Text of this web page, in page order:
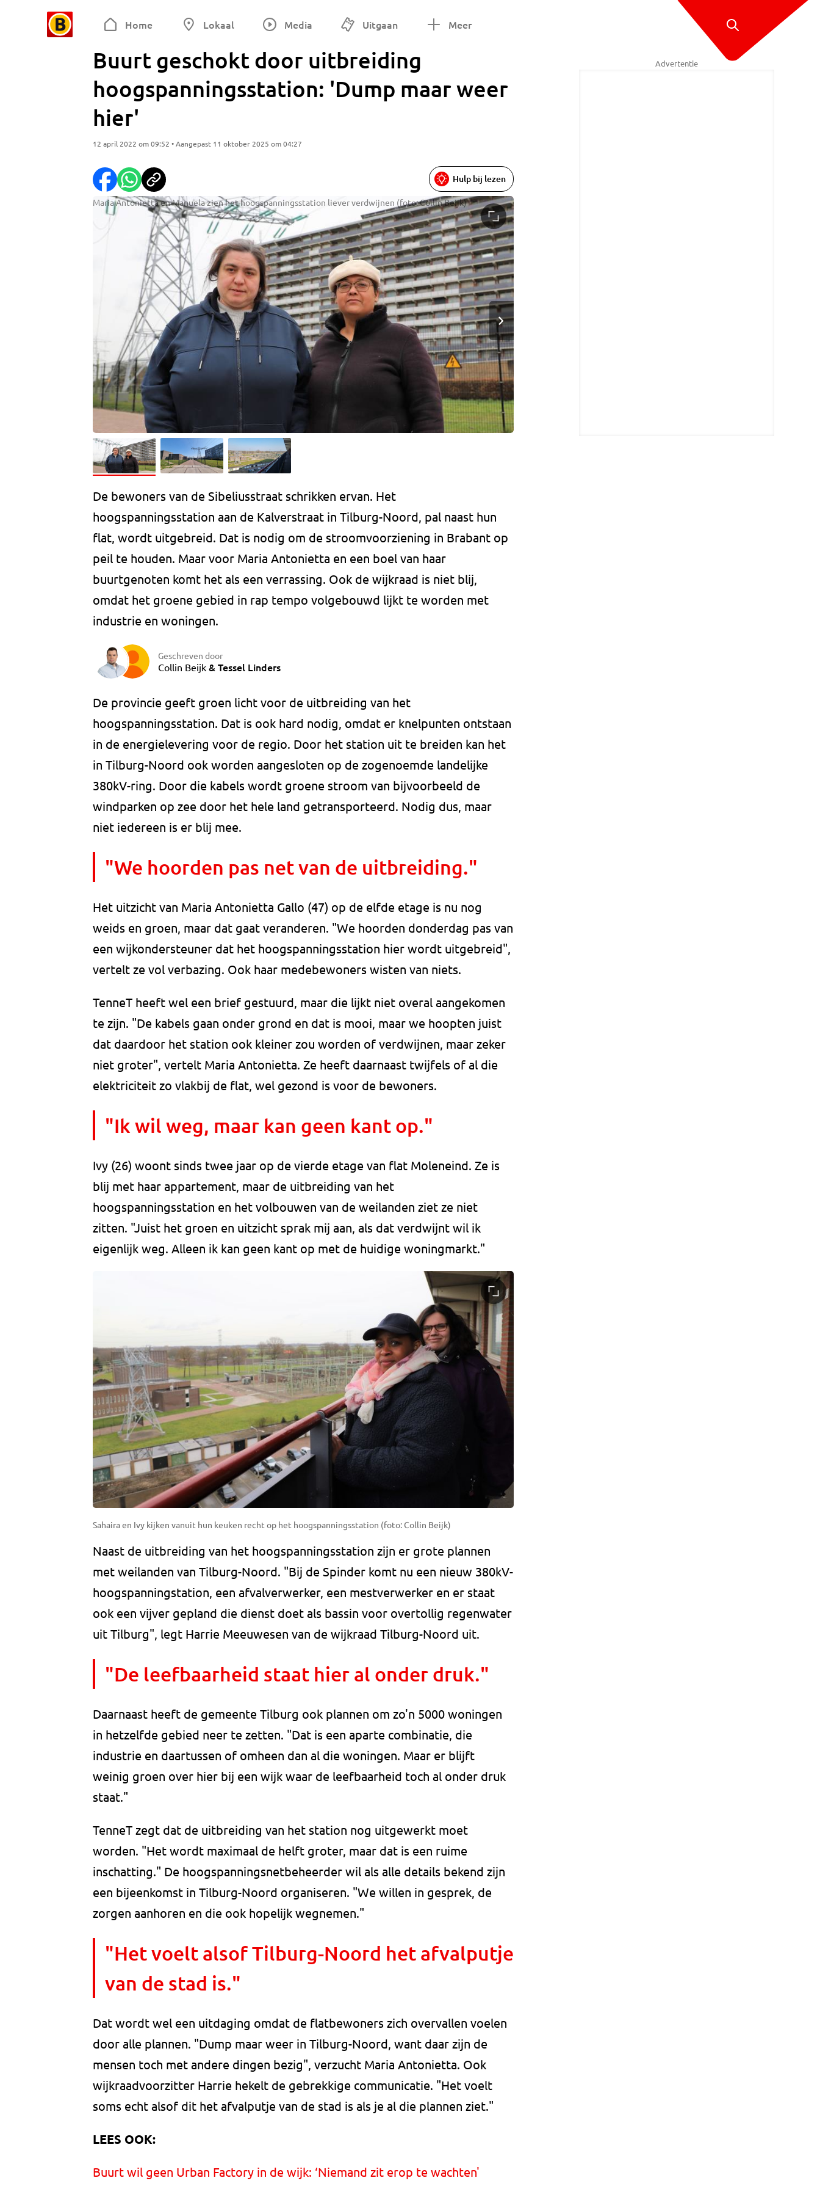
Home Lokaal Media Uitgaan Meer
Buurt geschokt door uitbreiding
hoogspanningsstation: 'Dump maar weer
hier'
12 april 2022 om 09:52 • Aangepast 11 oktober 2025 om 04:27
Maria Antonietta en Manuela zien het hoogspanningsstation liever verdwijnen (foto: Collin Beijk)
Hulp bij lezen
De bewoners van de Sibeliusstraat schrikken ervan. Het
hoogspanningsstation aan de Kalverstraat in Tilburg-Noord, pal naast hun
flat, wordt uitgebreid. Dat is nodig om de stroomvoorziening in Brabant op
peil te houden. Maar voor Maria Antonietta en een boel van haar
buurtgenoten komt het als een verrassing. Ook de wijkraad is niet blij,
omdat het groene gebied in rap tempo volgebouwd lijkt te worden met
industrie en woningen.
Geschreven door
Collin Beijk & Tessel Linders
De provincie geeft groen licht voor de uitbreiding van het
hoogspanningsstation. Dat is ook hard nodig, omdat er knelpunten ontstaan
in de energielevering voor de regio. Door het station uit te breiden kan het
in Tilburg-Noord ook worden aangesloten op de zogenoemde landelijke
380kV-ring. Door die kabels wordt groene stroom van bijvoorbeeld de
windparken op zee door het hele land getransporteerd. Nodig dus, maar
niet iedereen is er blij mee.
"We hoorden pas net van de uitbreiding."
Het uitzicht van Maria Antonietta Gallo (47) op de elfde etage is nu nog
weids en groen, maar dat gaat veranderen. "We hoorden donderdag pas van
een wijkondersteuner dat het hoogspanningsstation hier wordt uitgebreid",
vertelt ze vol verbazing. Ook haar medebewoners wisten van niets.
TenneT heeft wel een brief gestuurd, maar die lijkt niet overal aangekomen
te zijn. "De kabels gaan onder grond en dat is mooi, maar we hoopten juist
dat daardoor het station ook kleiner zou worden of verdwijnen, maar zeker
niet groter", vertelt Maria Antonietta. Ze heeft daarnaast twijfels of al die
elektriciteit zo vlakbij de flat, wel gezond is voor de bewoners.
"Ik wil weg, maar kan geen kant op."
Ivy (26) woont sinds twee jaar op de vierde etage van flat Moleneind. Ze is
blij met haar appartement, maar de uitbreiding van het
hoogspanningsstation en het volbouwen van de weilanden ziet ze niet
zitten. "Juist het groen en uitzicht sprak mij aan, als dat verdwijnt wil ik
eigenlijk weg. Alleen ik kan geen kant op met de huidige woningmarkt."
Sahaira en Ivy kijken vanuit hun keuken recht op het hoogspanningsstation (foto: Collin Beijk)
Naast de uitbreiding van het hoogspanningsstation zijn er grote plannen
met weilanden van Tilburg-Noord. "Bij de Spinder komt nu een nieuw 380kV-
hoogspanningstation, een afvalverwerker, een mestverwerker en er staat
ook een vijver gepland die dienst doet als bassin voor overtollig regenwater
uit Tilburg", legt Harrie Meeuwesen van de wijkraad Tilburg-Noord uit.
"De leefbaarheid staat hier al onder druk."
Daarnaast heeft de gemeente Tilburg ook plannen om zo'n 5000 woningen
in hetzelfde gebied neer te zetten. "Dat is een aparte combinatie, die
industrie en daartussen of omheen dan al die woningen. Maar er blijft
weinig groen over hier bij een wijk waar de leefbaarheid toch al onder druk
staat."
TenneT zegt dat de uitbreiding van het station nog uitgewerkt moet
worden. "Het wordt maximaal de helft groter, maar dat is een ruime
inschatting." De hoogspanningsnetbeheerder wil als alle details bekend zijn
een bijeenkomst in Tilburg-Noord organiseren. "We willen in gesprek, de
zorgen aanhoren en die ook hopelijk wegnemen."
"Het voelt alsof Tilburg-Noord het afvalputje
van de stad is."
Dat wordt wel een uitdaging omdat de flatbewoners zich overvallen voelen
door alle plannen. "Dump maar weer in Tilburg-Noord, want daar zijn de
mensen toch met andere dingen bezig", verzucht Maria Antonietta. Ook
wijkraadvoorzitter Harrie hekelt de gebrekkige communicatie. "Het voelt
soms echt alsof dit het afvalputje van de stad is als je al die plannen ziet."
LEES OOK:
Buurt wil geen Urban Factory in de wijk: ‘Niemand zit erop te wachten'
Advertentie